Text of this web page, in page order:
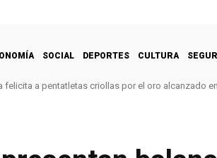
SOCIAL DEPORTES CULTURA
felicita a pentatletas criollas por el oro alcanzado